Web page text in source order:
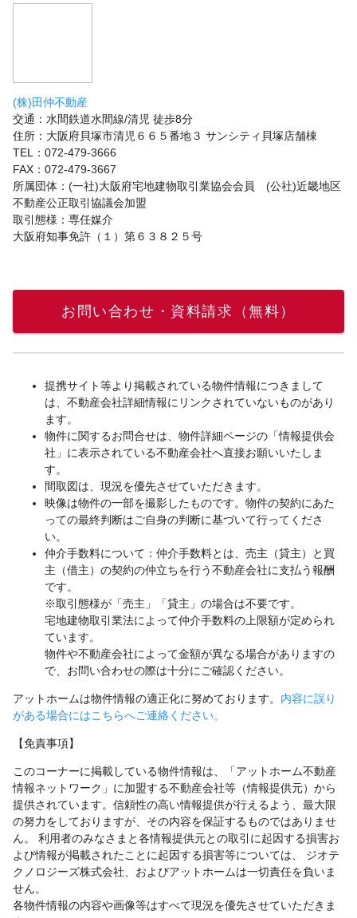
(株)田仲不動産
交通：水間鉄道水間線/清児 徒歩8分
住所：大阪府貝塚市清児６６５番地３ サンシティ貝塚店舗棟
TEL：072-479-3666
FAX：072-479-3667
所属団体：(一社)大阪府宅地建物取引業協会会員 (公社)近畿地区
不動産公正取引協議会加盟
取引態様：専任媒介
大阪府知事免許（１）第６３８２５号
お問い合わせ・資料請求（無料）
提携サイト等より掲載されている物件情報につきまして
は、不動産会社詳細情報にリンクされていないものがあり
ます。
物件に関するお問合せは、物件詳細ページの「情報提供会
社」に表示されている不動産会社へ直接お願いいたしま
す。
間取図は、現況を優先させていただきます。
映像は物件の一部を撮影したものです。物件の契約にあた
っての最終判断はご自身の判断に基づいて行ってくださ
い。
仲介手数料について：仲介手数料とは、売主（貸主）と買
主（借主）の契約の仲立ちを行う不動産会社に支払う報酬
です。
※取引態様が「売主」「貸主」の場合は不要です。
宅地建物取引業法によって仲介手数料の上限額が定められ
ています。
物件や不動産会社によって金額が異なる場合がありますの
で、お問い合わせの際は十分にご確認ください。
アットホームは物件情報の適正化に努めております。 内容に誤り
がある場合にはこちらへご連絡ください。
【免責事項】
このコーナーに掲載している物件情報は、「アットホーム不動産
情報ネットワーク」に加盟する不動産会社等（情報提供元）から
提供されています。信頼性の高い情報提供が行えるよう、最大限
の努力をしておりますが、その内容を保証するものではありませ
ん。 利用者のみなさまと各情報提供元との取引に起因する損害お
よび情報が掲載されたことに起因する損害等については、 ジオテ
クノロジーズ株式会社、およびアットホームは一切責任を負いま
せん。
各物件情報の内容や画像等はすべて現況を優先させていただきま